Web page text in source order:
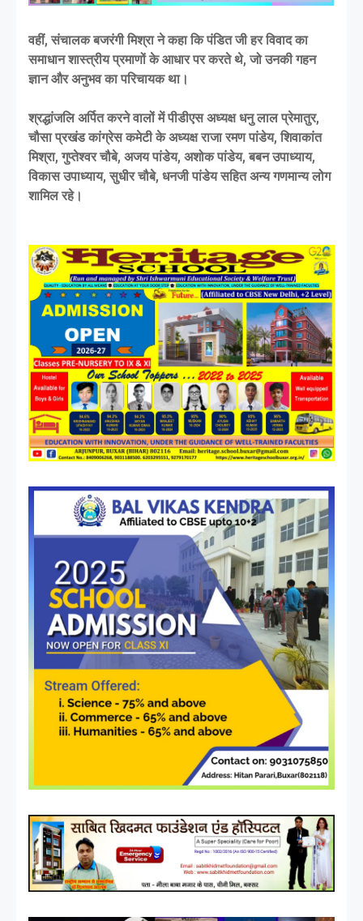
वहीं, संचालक बजरंगी मिश्रा ने कहा कि पंडित जी हर विवाद का
समाधान शास्त्रीय प्रमाणों के आधार पर करते थे, जो उनकी गहन
ज्ञान और अनुभव का परिचायक था।
श्रद्धांजलि अर्पित करने वालों में पीडीएस अध्यक्ष धनु लाल प्रेमातुर,
चौसा प्रखंड कांग्रेस कमेटी के अध्यक्ष राजा रमण पांडेय, शिवाकांत
मिश्रा, गुप्तेश्वर चौबे, अजय पांडेय, अशोक पांडेय, बबन उपाध्याय,
विकास उपाध्याय, सुधीर चौबे, धनजी पांडेय सहित अन्य गणमान्य लोग
शामिल रहे।